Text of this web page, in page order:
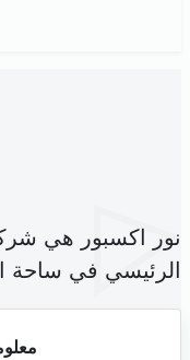
نور اكسبور هي
الرئيسي في ساحة